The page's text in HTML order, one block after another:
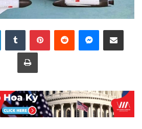
LinkedInTumblr PinterestReddit Messenger
Share via Email
Print